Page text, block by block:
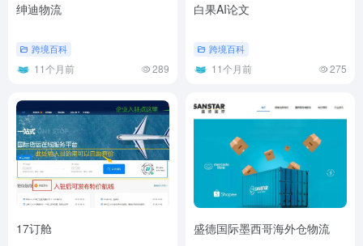
绅迪物流
跨境百科
11个月前 289
白果AI论文
跨境百科
11个月前 275
17订舱 盛德国际墨西哥海外仓物流